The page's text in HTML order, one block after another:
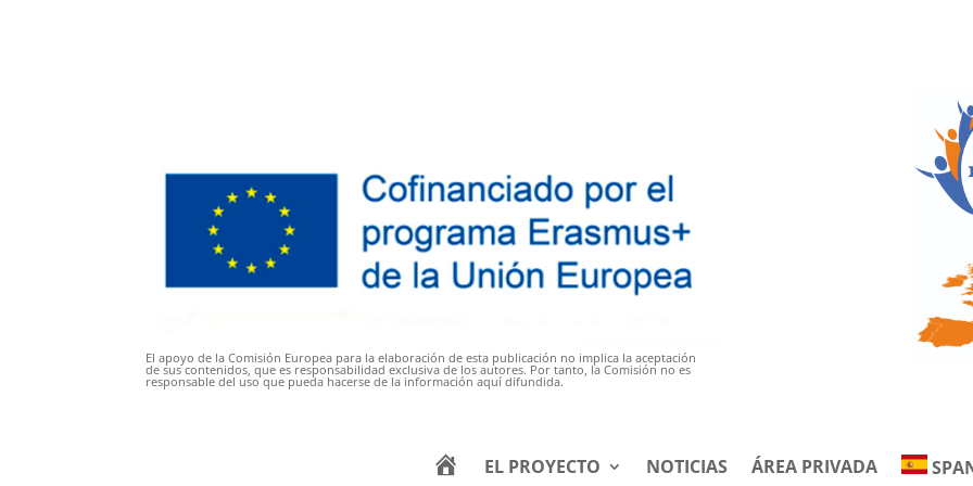
El apoyo de la Comisión Europea para la elaboración de esta publicación no implica la aceptación
de sus contenidos, que es responsabilidad exclusiva de los autores. Por tanto, la Comisión no es
responsable del uso que pueda hacerse de la información aquí difundida.
EL PROYECTO NOTICIAS ÁREA PRIVADA